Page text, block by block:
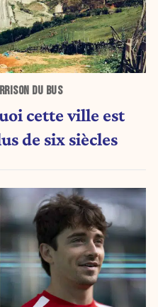
DU BUS
cette ville est
de six siècles